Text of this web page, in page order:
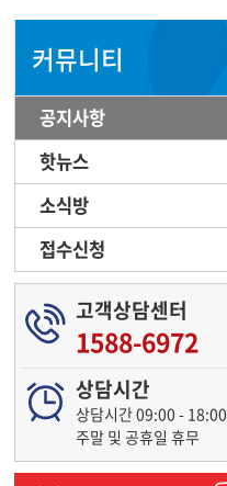
커뮤니티
공지사항
핫뉴스
소식방
접수신청
고객상담센터
1588-6972
상담시간
상담시간 09:00 - 18:00
주말 및 공휴일 휴무